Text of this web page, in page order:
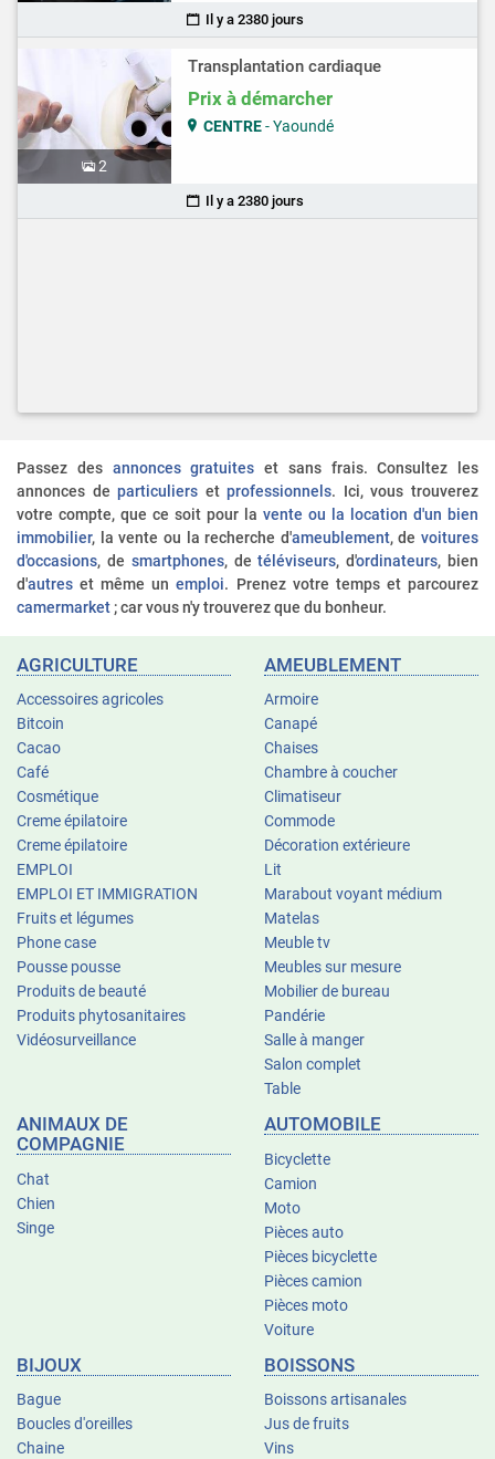
Il y a 2380 jours
2
Transplantation cardiaque
Prix à démarcher
CENTRE- Yaoundé
Il y a 2380 jours
Passez des annonces gratuites et sans frais. Consultez les
annonces departiculiers etprofessionnels. Ici, vous trouverez
votre compte, que ce soit pour la vente ou la location d'un bien
immobilier, la vente ou la recherche d'ameublement, de voitures
d'occasions, de smartphones, detéléviseurs, d'ordinateurs, bien
d'autres et même unemploi. Prenez votre temps et parcourez
camermarket ; car vous n'y trouverez que du bonheur.
AGRICULTURE
Accessoires agricoles
Bitcoin
Cacao
Café
Cosmétique
Creme épilatoire
Creme épilatoire
EMPLOI
EMPLOI ET IMMIGRATION
Fruits et légumes
Phone case
Pousse pousse
Produits de beauté
Produits phytosanitaires
Vidéosurveillance
AMEUBLEMENT
Armoire
Canapé
Chaises
Chambre à coucher
Climatiseur
Commode
Décoration extérieure
Lit
Marabout voyant médium
Matelas
Meuble tv
Meubles sur mesure
Mobilier de bureau
Pandérie
Salle à manger
Salon complet
Table
ANIMAUX DE
COMPAGNIE
Chat
Chien
Singe
AUTOMOBILE
Bicyclette
Camion
Moto
Pièces auto
Pièces bicyclette
Pièces camion
Pièces moto
Voiture
BIJOUX
Bague
Boucles d'oreilles
Chaine
BOISSONS
Boissons artisanales
Jus de fruits
Vins